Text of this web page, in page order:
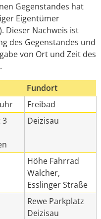
Gegenstandes hat
Eigentümer
Dieser Nachweis ist
des Gegenstandes und
von Ort und Zeit des
Fundort
Freibad
3
Deizisau
Höhe Fahrrad
Walcher,
Esslinger Straße
Rewe Parkplatz
Deizisau